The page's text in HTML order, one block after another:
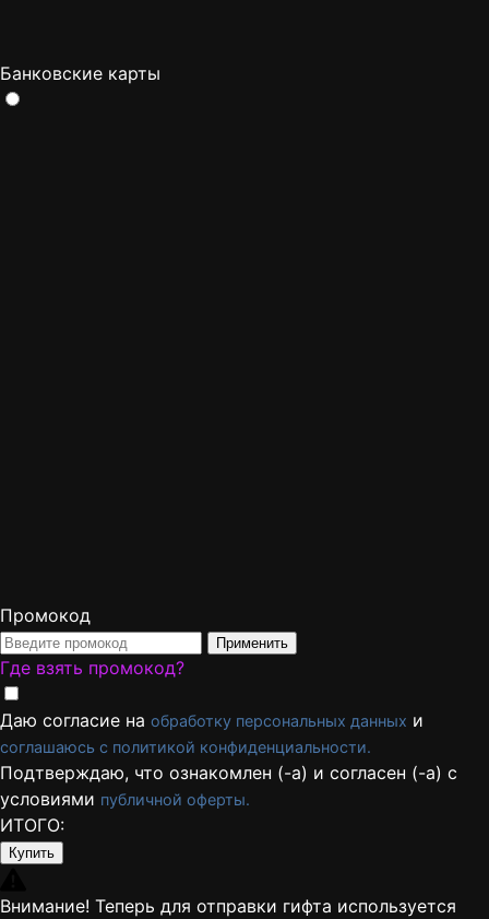
Банковские карты
Промокод
Применить
Где взять промокод?
Даю согласие на обработку персональных данных и
соглашаюсь с политикой конфиденциальности.
Подтверждаю, что ознакомлен (-а) и согласен (-а) с
условиями публичной оферты.
ИТОГО:
Купить
Внимание! Теперь для отправки гифта используется